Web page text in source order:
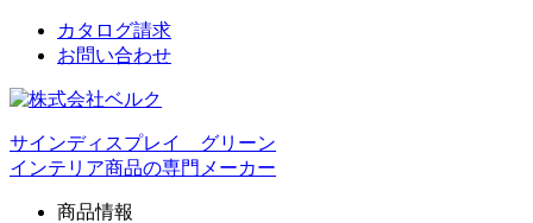
カタログ請求
お問い合わせ
サインディスプレイ グリーン
インテリア商品の専門メーカー
商品情報